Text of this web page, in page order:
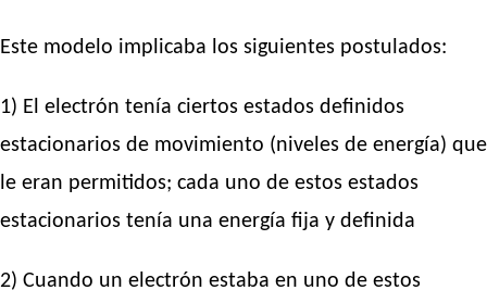
Este modelo implicaba los siguientes postulados:
1) El electrón tenía ciertos estados definidos
estacionarios de movimiento (niveles de energía) que
le eran permitidos; cada uno de estos estados
estacionarios tenía una energía fija y definida
2) Cuando un electrón estaba en uno de estos